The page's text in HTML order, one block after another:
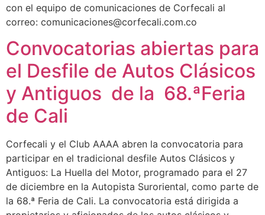
con el equipo de comunicaciones de Corfecali al
correo: comunicaciones@corfecali.com.co
Convocatorias abiertas para
el Desfile de Autos Clásicos
y Antiguos de la 68.ªFeria
de Cali
Corfecali y el Club AAAA abren la convocatoria para
participar en el tradicional desfile Autos Clásicos y
Antiguos: La Huella del Motor, programado para el 27
de diciembre en la Autopista Suroriental, como parte de
la 68.ª Feria de Cali. La convocatoria está dirigida a